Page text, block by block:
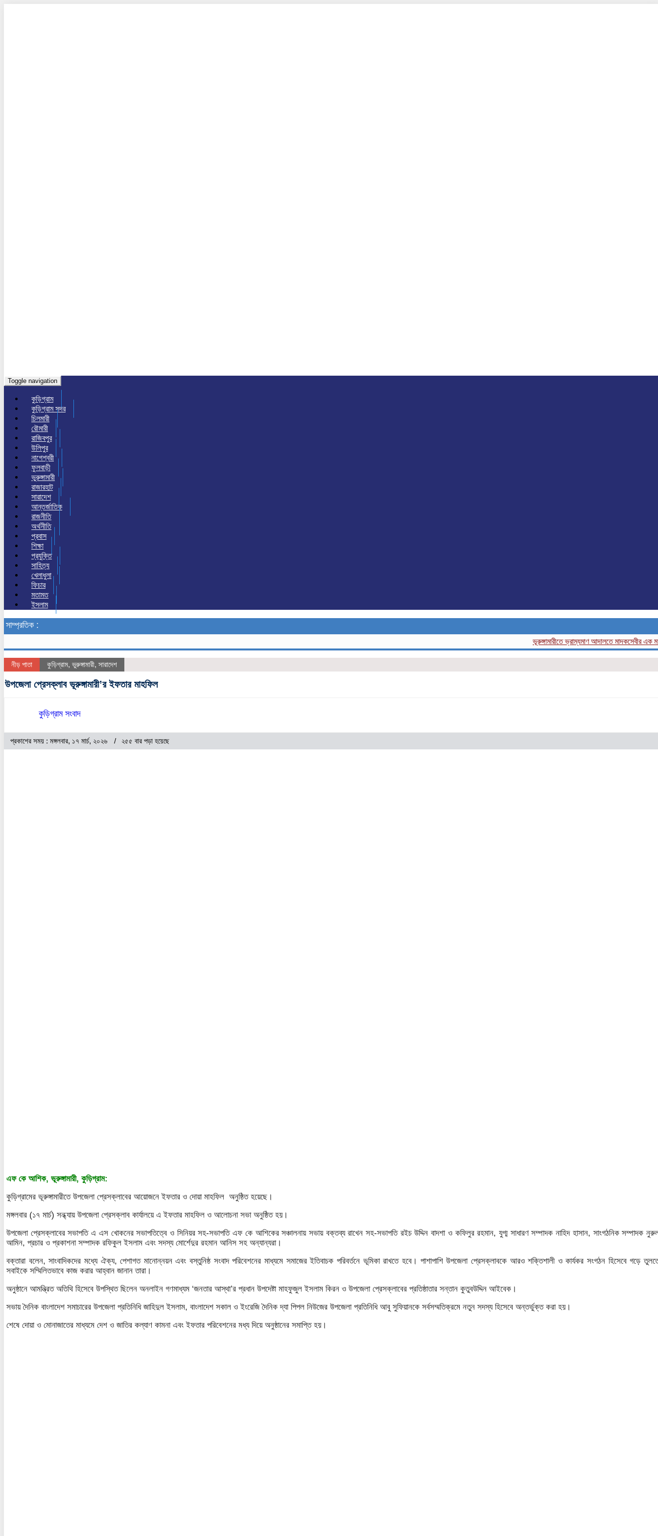
Toggle navigation
কুড়িগ্রাম
কুড়িগ্রাম সদর
চিলমারী
রৌমারী
রাজিবপুর
উলিপুর
নাগেশ্বরী
ফুলবাড়ী
ভুরুঙ্গামারী
রাজারহাট
সারাদেশ
আন্তর্জাতিক
রাজনীতি
অর্থনীতি
প্রবাস
শিক্ষা
প্রযুক্তি
সাহিত্য
খেলাধুলা
ফিচার
মতামত
ইসলাম
সাম্প্রতিক :
ভূরুঙ্গামারীতে ভ্রাম্যমাণ আদালতে মাদকসেবীর এক মাসের
নীড় পাতা কুড়িগ্রাম, ভুরুঙ্গামারী, সারাদেশ
উপজেলা প্রেসক্লাব ভূরুঙ্গামারী’র ইফতার মাহফিল
কুড়িগ্রাম সংবাদ
প্রকাশের সময় : মঙ্গলবার, ১৭ মার্চ, ২০২৬ ২৫৫ বার পড়া হয়েছে
এফ কে আশিক, ভূরুঙ্গামারী, কুড়িগ্রাম:
কুড়িগ্রামের ভূরুঙ্গামারীতে উপজেলা প্রেসক্লাবের আয়োজনে ইফতার ও দোয়া মাহফিল অনুষ্ঠিত হয়েছে।
মঙ্গলবার (১৭ মার্চ) সন্ধ্যায় উপজেলা প্রেসক্লাব কার্যালয়ে এ ইফতার মাহফিল ও আলোচনা সভা অনুষ্ঠিত হয়।
উপজেলা প্রেসক্লাবের সভাপতি এ এস খোকনের সভাপতিত্বে ও সিনিয়র সহ-সভাপতি এফ কে আশিকের সঞ্চালনায় সভায় বক্তব্য রাখেন সহ-সভাপতি রইচ উদ্দিন বাদশা ও কফিলুর রহমান, যুগ্ম সাধারণ সম্পাদক নাহিদ হাসান, সাংগঠনিক সম্পাদক
আমিন, প্রচার ও প্রকাশনা সম্পাদক রফিকুল ইসলাম এবং সদস্য মোর্শেদুর রহমান আনিস সহ অন্যান্যরা।
বক্তারা বলেন, সাংবাদিকদের মধ্যে ঐক্য, পেশাগত মানোন্নয়ন এবং বস্তুনিষ্ঠ সংবাদ পরিবেশনের মাধ্যমে সমাজের ইতিবাচক পরিবর্তনে ভূমিকা রাখতে হবে। পাশাপাশি উপজেলা প্রেসক্লাবকে আরও শক্তিশালী ও কার্যকর সংগঠন হিসেবে গড়ে
সবাইকে সম্মিলিতভাবে কাজ করার আহ্বান জানান তারা।
অনুষ্ঠানে আমন্ত্রিত অতিথি হিসেবে উপস্থিত ছিলেন অনলাইন গণমাধ্যম ‘জনতার আস্থা’র প্রধান উপদেষ্টা মাহফুজুল ইসলাম কিরন ও উপজেলা প্রেসক্লাবের প্রতিষ্ঠাতার সন্তান কুতুবউদ্দিন আইবেক।
সভায় দৈনিক বাংলাদেশ সমাচারের উপজেলা প্রতিনিধি জাহিদুল ইসলাম, বাংলাদেশ সকাল ও ইংরেজি দৈনিক দ্যা পিপল নিউজের উপজেলা প্রতিনিধি আবু সুফিয়ানকে সর্বসম্মতিক্রমে নতুন সদস্য হিসেবে অন্তর্ভুক্ত করা হয়।
শেষে দোয়া ও মোনাজাতের মাধ্যমে দেশ ও জাতির কল্যাণ কামনা এবং ইফতার পরিবেশনের মধ্য দিয়ে অনুষ্ঠানের সমাপ্তি হয়।